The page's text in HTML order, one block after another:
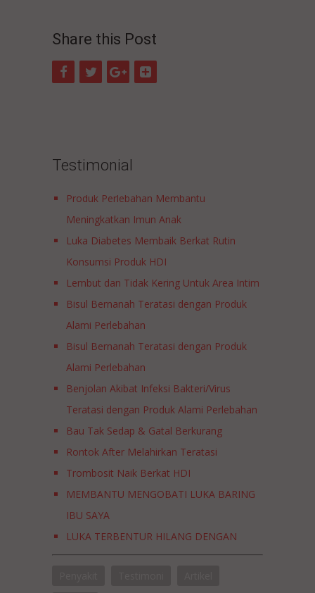
Share this Post
Testimonial
Produk Perlebahan Membantu
Meningkatkan Imun Anak
Luka Diabetes Membaik Berkat Rutin
Konsumsi Produk HDI
Lembut dan Tidak Kering Untuk Area Intim
Bisul Bernanah Teratasi dengan Produk
Alami Perlebahan
Bisul Bernanah Teratasi dengan Produk
Alami Perlebahan
Benjolan Akibat Infeksi Bakteri/Virus
Teratasi dengan Produk Alami Perlebahan
Bau Tak Sedap & Gatal Berkurang
Rontok After Melahirkan Teratasi
Trombosit Naik Berkat HDI
MEMBANTU MENGOBATI LUKA BARING
IBU SAYA
LUKA TERBENTUR HILANG DENGAN
BANTUAN PRODUK PERLEBAHAN? BISA!